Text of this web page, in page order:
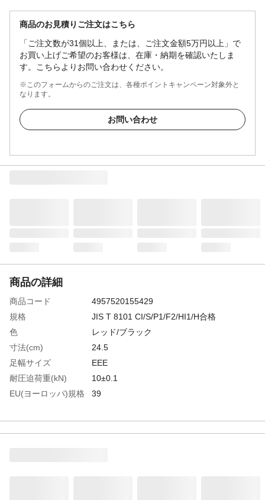
商品のお見積りご注文はこちら
「ご注文数が31個以上、または、ご注文金額5万円以上」で
お買い上げご希望のお客様は、在庫・納期を確認いたしま
す。こちらよりお問い合わせください。
※このフォームからのご注文は、各種ポイントキャンペーン対象外と
なります。
お問い合わせ
商品の詳細
商品コード
4957520155429
規格
JIS T 8101 CI/S/P1/F2/HI1/H合格
色
レッド/ブラック
寸法(cm)
24.5
足幅サイズ
EEE
耐圧迫荷重(kN)
10±0.1
EU(ヨーロッパ)規格
39
UK(イギリス)規格サ
イズ
6